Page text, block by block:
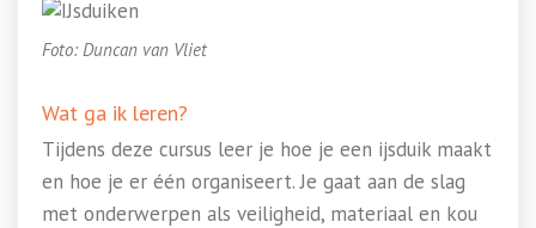
Foto: Duncan van Vliet
Wat ga ik leren?
Tijdens deze cursus leer je hoe je een ijsduik maakt
en hoe je er één organiseert. Je gaat aan de slag
met onderwerpen als veiligheid, materiaal en kou